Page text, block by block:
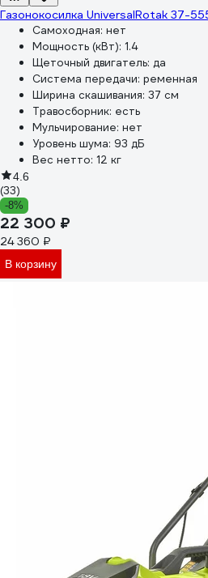
Газонокосилка UniversalRotak 37-
Самоходная: нет
Мощность (кВт): 1.4
Щеточный двигатель: да
Система передачи: ременная
Ширина скашивания: 37 см
Травосборник: есть
Мульчирование: нет
Уровень шума: 93 дБ
Вес нетто: 12 кг
4.6
(33)
-8%
22 300 ₽
24 360 ₽
В корзину